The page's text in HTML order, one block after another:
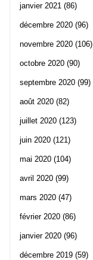
janvier 2021 (86)
décembre 2020 (96)
novembre 2020 (106)
octobre 2020 (90)
septembre 2020 (99)
août 2020 (82)
juillet 2020 (123)
juin 2020 (121)
mai 2020 (104)
avril 2020 (99)
mars 2020 (47)
février 2020 (86)
janvier 2020 (96)
décembre 2019 (59)